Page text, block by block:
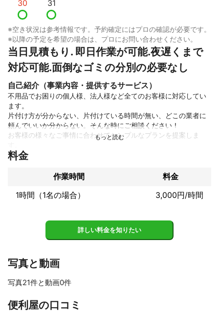
30 31
※空き状況は参考情報です。予約確定にはプロの確認が必要です。
※以降の予定を希望の場合は、プロにお問い合わせください。
当日見積もり. 即日作業が可能.夜遅くまで
対応可能.面倒なゴミの分別の必要なし
自己紹介（事業内容・提供するサービス）
不用品でお困りの個人様、法人様など全てのお客様に対応してい
ます。
片付け方が分からない、片付けている時間が無い、どこの業者に
頼んでいいか分からない。そんな時にご相談ください！
お客様の様々なご事情に合わせてシンプルなプランを提案しま
料金は事前に概算をお伝えできますので、お気軽にご連絡くださ
・軽トラック積み放題プラン
・不用品・粗大ごみ回収
・家電製品（TV・エアコン・冷蔵庫・洗濯機など）
・物置の片付け
・倉庫解体 ゴミ屋敷のお片付け
・ソファー、ベッド、テーブル、食器棚の大型物の回収
(記載にない事でも是非お問い合わせ下さい。)
料金
作業時間
料金
1時間（1名の場合）
3,000円/時間
詳しい料金を知りたい
写真と動画
写真21件と動画0件
便利屋の口コミ